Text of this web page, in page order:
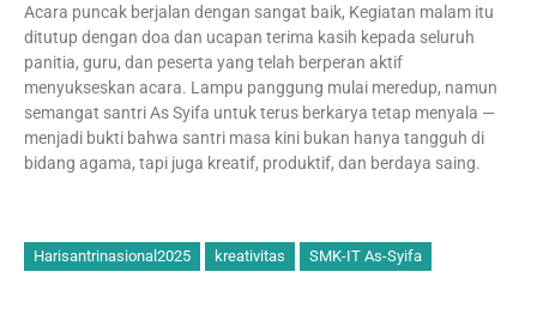
Acara puncak berjalan dengan sangat baik, Kegiatan malam itu
ditutup dengan doa dan ucapan terima kasih kepada seluruh
panitia, guru, dan peserta yang telah berperan aktif
menyukseskan acara. Lampu panggung mulai meredup, namun
semangat santri As Syifa untuk terus berkarya tetap menyala —
menjadi bukti bahwa santri masa kini bukan hanya tangguh di
bidang agama, tapi juga kreatif, produktif, dan berdaya saing.
Harisantrinasional2025 kreativitas SMK-IT As-Syifa